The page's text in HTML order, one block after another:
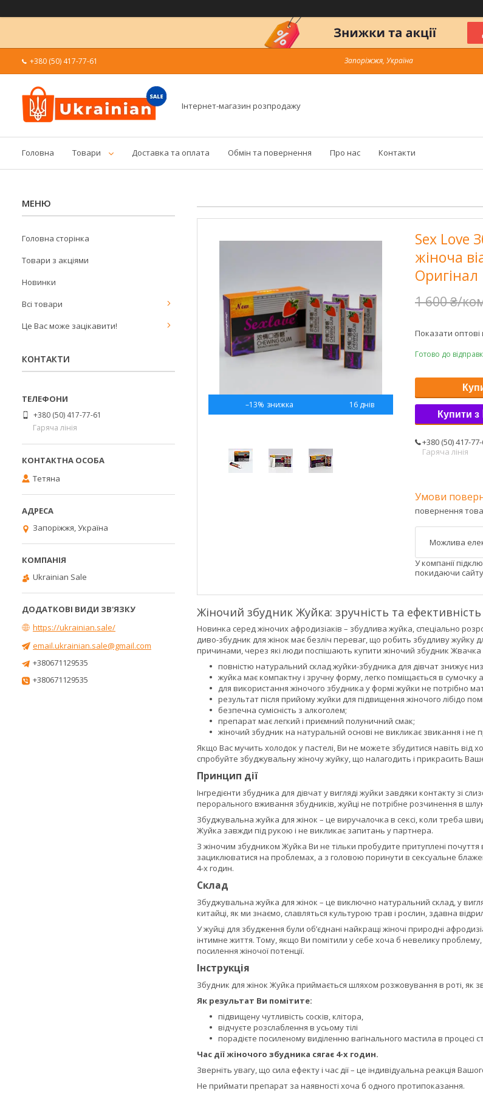
+380 (50) 417-77-61 Запоріжжя, Україна
Інтернет-магазин розпродажу
Головна Товари Доставка та оплата Обмін та повернення Про нас Контакти
–13% 16 днів
Sex Love
жіноча
Оригінал
1 600 ₴/
Показати оптові
Готово до
Купити з
+380 (50) 417-77-
Гаряча лінія
повернення
У компанії
покидаючи
Жіночий збудник Жуйка: зручність та ефективність
Новинка серед жіночих афродизіаків – збудлива жуйка, спеціально
диво-збудник для жінок має безліч переваг, що робить збудливу
причинами, через які люди поспішають купити жіночий збудник Жвачка
повністю натуральний склад жуйки-збудника для дівчат знижує
жуйка має компактну і зручну форму, легко поміщається в
для використання жіночого збудника у формі жуйки не потрібно
результат після прийому жуйки для підвищення жіночого лібідо
безпечна сумісність з алкоголем;
препарат має легкий і приємний полуничний смак;
жіночий збудник на натуральній основі не викликає звикання і не
Якщо Вас мучить холодок у пастелі, Ви не можете збудитися навіть
спробуйте збуджувальну жіночу жуйку, що налагодить і прикрасить
Принцип дії
Інгредієнти збудника для дівчат у вигляді жуйки завдяки контакту зі
перорального вживання збудників, жуйці не потрібне розчинення в
Збуджувальна жуйка для жінок – це виручалочка в сексі, коли треба
Жуйка завжди під рукою і не викликає запитань у партнера.
З жіночим збудником Жуйка Ви не тільки пробудите притуплені
зациклюватися на проблемах, а з головою поринути в сексуальне
4-х годин.
Склад
Збуджувальна жуйка для жінок – це виключно натуральний склад, у
китайці, як ми знаємо, славляться культурою трав і рослин, здавна
У жуйці для збудження були об’єднані найкращі жіночі природні
інтимне життя. Тому, якщо Ви помітили у себе хоча б невелику
посилення жіночої потенції.
Інструкція
Збудник для жінок Жуйка приймається шляхом розжовування в роті, як
Як результат Ви помітите:
підвищену чутливість сосків, клітора,
відчуєте розслаблення в усьому тілі
порадієте посиленому виділенню вагінального мастила в процесі
Час дії жіночого збудника сягає 4-х годин.
Зверніть увагу, що сила ефекту і час дії – це індивідуальна реакція
Не приймати препарат за наявності хоча б одного протипоказання.
Головна сторінка
Товари з акціями
Новинки
Всі товари
Це Вас може зацікавити!
КОНТАКТИ
+380 (50) 417-77-61
Гаряча лінія
Тетяна
Запоріжжя, Україна
Ukrainian Sale
https://ukrainian.sale/
email.ukrainian.sale@gmail.com
+380671129535
+380671129535